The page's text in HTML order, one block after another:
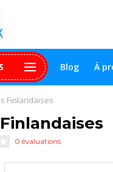
Blog À
100% sécurisé
Finlandaises
0 évaluations